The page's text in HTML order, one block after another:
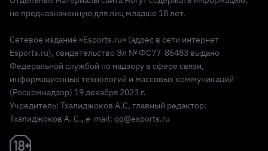
не предназначенную для лиц младше 18 лет.
Сетевое издание «Esports.ru» (адрес в сети интернет
Esports.ru), свидетельство Эл № ФС77-86483 выдано
Федеральной службой по надзору в сфере связи,
информационных технологий и массовых коммуникаций
(Роскомнадзор) 19 декабря 2023 г.
Учредитель: Тхалиджоков А.С, главный редактор:
Тхалиджоков А. С., e-mail: qq@esports.ru